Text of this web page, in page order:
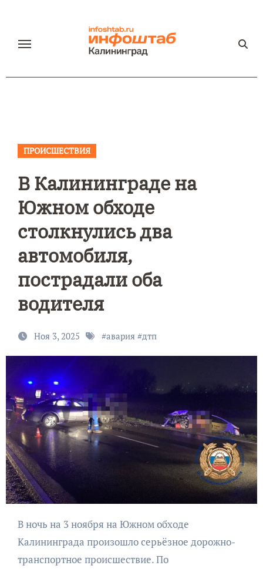
содержанию
ПРОИСШЕСТВИЯ
В Калининграде на
Южном обходе
столкнулись два
автомобиля,
пострадали оба
водителя
Ноя 3, 2025 #авария#дтп
В ночь на 3 ноября на Южном обходе
Калининграда произошло серьёзное дорожно-
транспортное происшествие. По